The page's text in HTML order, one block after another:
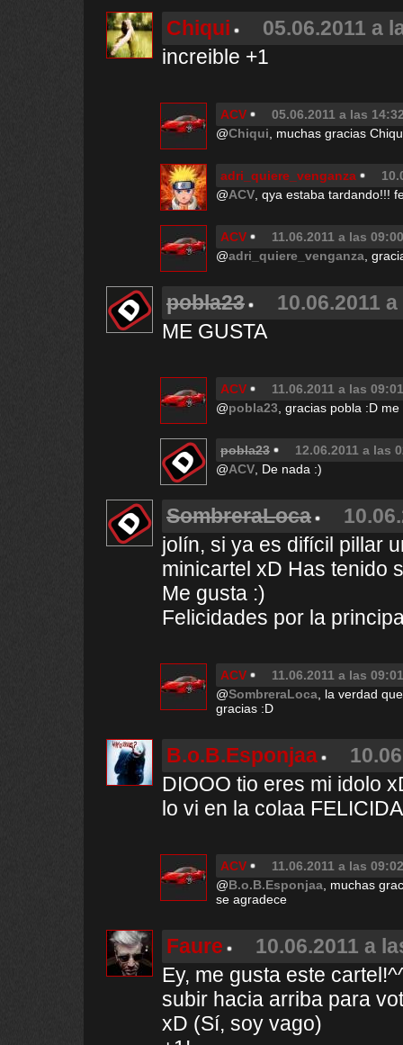
Chiqui
05.06.2011 a
increible +1
ACV
05.06.2011 a las
@Chiqui , muchas gracias
adri_quiere_venganza
@ACV , qya estaba tardando!!!
ACV
11.06.2011 a las 09:00
@adri_quiere_venganza ,
pobla23
10.06.2011
ME GUSTA
ACV
11.06.2011 a las 09:01
@pobla23 , gracias pobla :D
pobla23
12.06.2011 a las
@ACV , De nada :)
SombreraLoca
jolín, si ya es difícil pillar
minicartel xD Has tenido
Me gusta :)
Felicidades por la
ACV
11.06.2011 a las 09:01
@SombreraLoca , la verdad
gracias :D
B.o.B.Esponjaa
DIOOO tio eres mi idolo
lo vi en la colaa
ACV
11.06.2011 a las 09:02
@B.o.B.Esponjaa , muchas
se agradece
Faure
10.06.2011 a
Ey, me gusta este
subir hacia arriba para
xD (Sí, soy vago)